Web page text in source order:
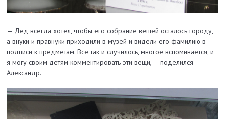
— Дед всегда хотел, чтобы его собрание вещей осталось городу,
а внуки и правнуки приходили в музей и видели его фамилию в
подписи к предметам. Все так и случилось, многое вспоминается, и
я могу своим детям комментировать эти вещи, — поделился
Александр.